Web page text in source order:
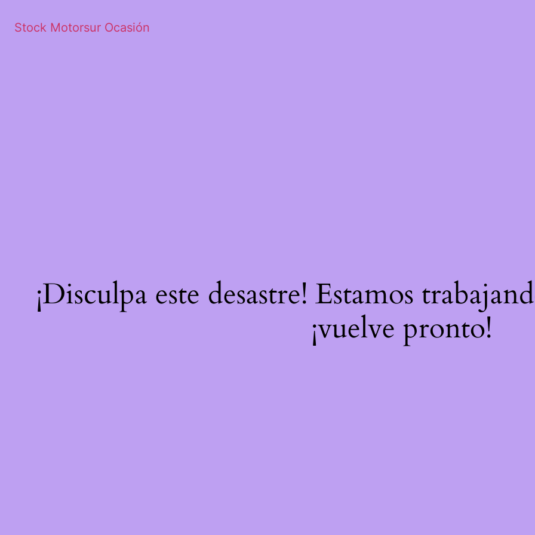
Stock Motorsur Ocasión
¡Disculpa este desastre! Estamos
¡vuelve pronto!